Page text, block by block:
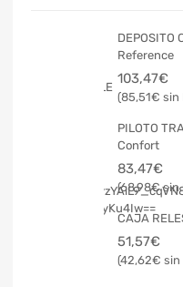
DEPOSITO
Reference
103,47€
85,51€
PILOTO
Confort
83,47€
68,98€
CAJA
51,57€
42,62€